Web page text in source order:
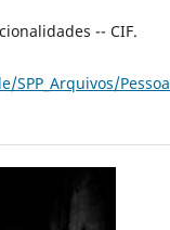
-- CIF.